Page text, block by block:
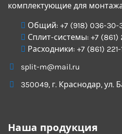
комплектующие для
Общий: +7 (918) 036-30-
Сплит-системы: +7 (861)
Расходники: +7 (861) 221-
split-m@mail.ru
350049, г. Краснодар, ул.
Наша продукция